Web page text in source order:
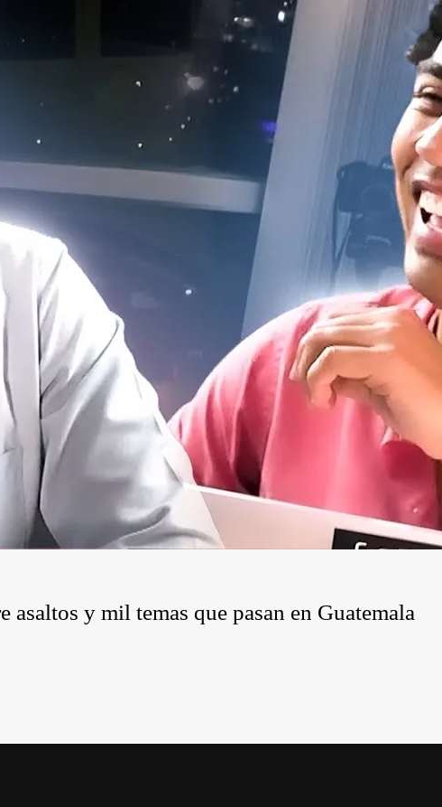
asaltos y mil temas que pasan en Guatemala